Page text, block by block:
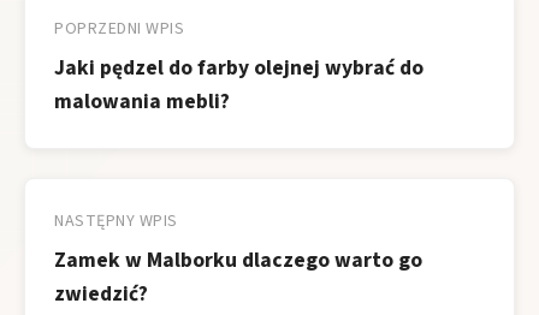
wpisu
POPRZEDNI WPIS
Jaki pędzel do farby olejnej wybrać do
malowania mebli?
NASTĘPNY WPIS
Zamek w Malborku dlaczego warto go
zwiedzić?